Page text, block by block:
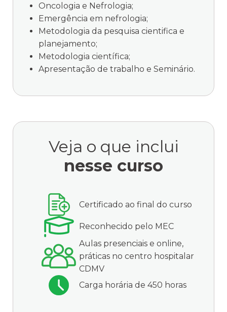
Oncologia e Nefrologia;
Emergência em nefrologia;
Metodologia da pesquisa cientifica e
planejamento;
Metodologia científica;
Apresentação de trabalho e Seminário.
Veja o que inclui
nesse curso
Certificado ao final do curso
Reconhecido pelo MEC
Aulas presenciais e online,
práticas no centro hospitalar
CDMV
Carga horária de 450 horas